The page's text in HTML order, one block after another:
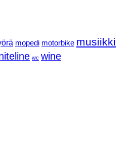
mopedi motorbike musiikki
wc wine